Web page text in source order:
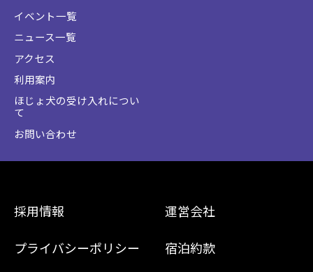
イベント一覧
ニュース一覧
アクセス
利用案内
ほじょ犬の受け入れについ
て
お問い合わせ
採用情報 運営会社
プライバシーポリシー 宿泊約款